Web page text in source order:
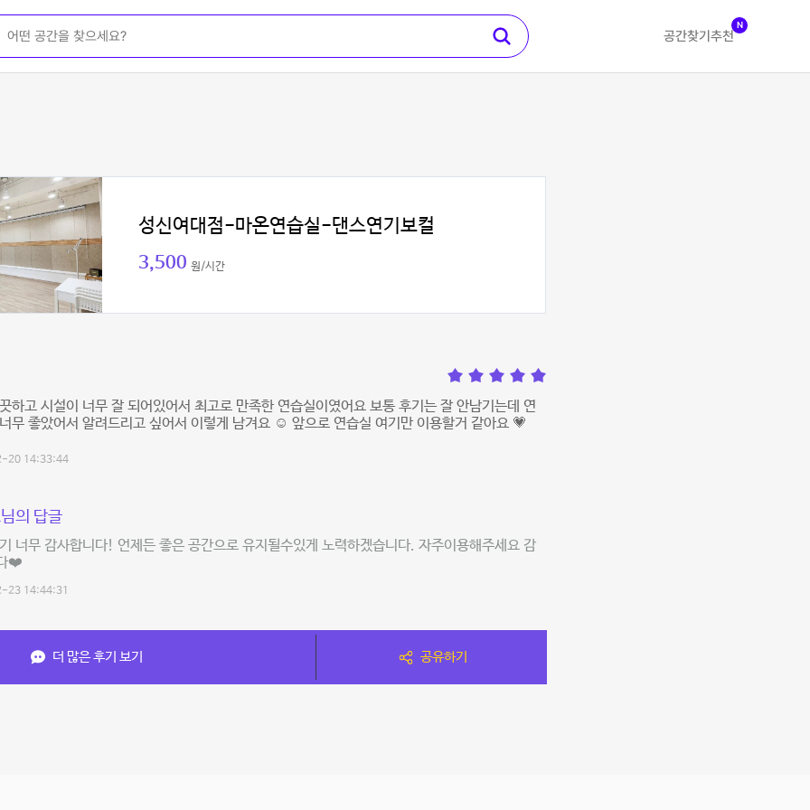
공간찾기 추천
N
성신여대점-마온연습실-댄스연기보컬
3,500 원/시간
하고 시설이 너무 잘 되어있어서 최고로 만족한 연습실이였어요 보통 후기는 잘 안남기는데 연
무 좋았어서 알려드리고 싶어서 이렇게 남겨요 ☺️ 앞으로 연습실 여기만 이용할거 같아요 💗
20 14:33:44
의 답글
너무 감사합니다! 언제든 좋은 공간으로 유지될수있게 노력하겠습니다. 자주이용해주세요 감
❤️
23 14:44:31
더 많은 후기 보기 공유하기